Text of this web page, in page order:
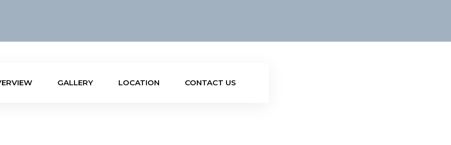
GALLERY LOCATION CONTACT US